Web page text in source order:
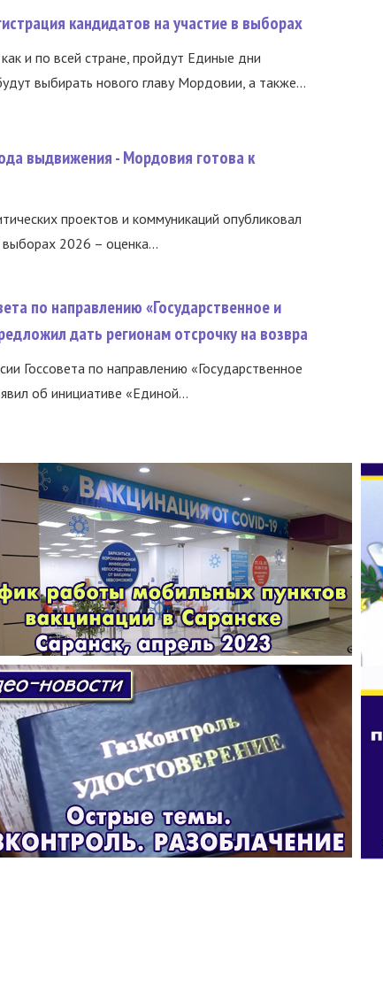
кандидатов на участие в выборах
и по всей стране, пройдут Единые дни
выбирать нового главу Мордовии, а также...
выдвижения - Мордовия готова к
проектов и коммуникаций опубликовал
2026 – оценка...
по направлению «Государственное и
дать регионам отсрочку на возвра
Госсовета по направлению «Государственное
об инициативе «Единой...